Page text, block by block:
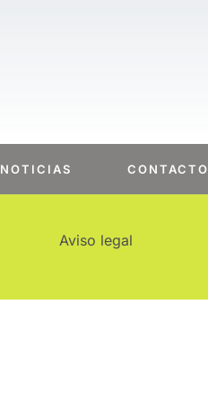
NOTICIAS CONTACTO
Aviso legal